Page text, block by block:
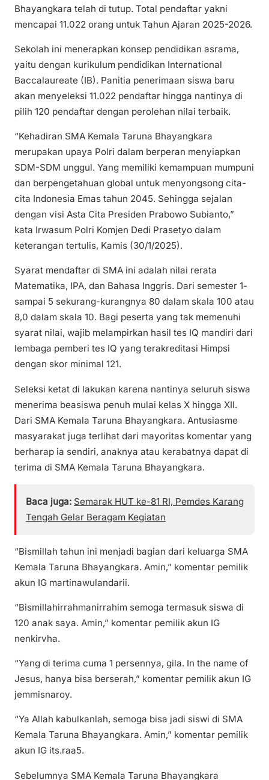
Bhayangkara telah di tutup. Total pendaftar yakni
mencapai 11.022 orang untuk Tahun Ajaran 2025-2026.
Sekolah ini menerapkan konsep pendidikan asrama,
yaitu dengan kurikulum pendidikan International
Baccalaureate (IB). Panitia penerimaan siswa baru
akan menyeleksi 11.022 pendaftar hingga nantinya di
pilih 120 pendaftar dengan perolehan nilai terbaik.
“Kehadiran SMA Kemala Taruna Bhayangkara
merupakan upaya Polri dalam berperan menyiapkan
SDM-SDM unggul. Yang memiliki kemampuan mumpuni
dan berpengetahuan global untuk menyongsong cita-
cita Indonesia Emas tahun 2045. Sehingga sejalan
dengan visi Asta Cita Presiden Prabowo Subianto,”
kata Irwasum Polri Komjen Dedi Prasetyo dalam
keterangan tertulis, Kamis (30/1/2025).
Syarat mendaftar di SMA ini adalah nilai rerata
Matematika, IPA, dan Bahasa Inggris. Dari semester 1-
sampai 5 sekurang-kurangnya 80 dalam skala 100 atau
8,0 dalam skala 10. Bagi peserta yang tak memenuhi
syarat nilai, wajib melampirkan hasil tes IQ mandiri dari
lembaga pemberi tes IQ yang terakreditasi Himpsi
dengan skor minimal 121.
Seleksi ketat di lakukan karena nantinya seluruh siswa
menerima beasiswa penuh mulai kelas X hingga XII.
Dari SMA Kemala Taruna Bhayangkara. Antusiasme
masyarakat juga terlihat dari mayoritas komentar yang
berharap ia sendiri, anaknya atau kerabatnya dapat di
terima di SMA Kemala Taruna Bhayangkara.
Baca juga: Semarak HUT ke-81 RI, Pemdes Karang
Tengah Gelar Beragam Kegiatan
“Bismillah tahun ini menjadi bagian dari keluarga SMA
Kemala Taruna Bhayangkara. Amin,” komentar pemilik
akun IG martinawulandarii.
“Bismillahirrahmanirrahim semoga termasuk siswa di
120 anak saya. Amin,” komentar pemilik akun IG
nenkirvha.
“Yang di terima cuma 1 persennya, gila. In the name of
Jesus, hanya bisa berserah,” komentar pemilik akun IG
jemmisnaroy.
“Ya Allah kabulkanlah, semoga bisa jadi siswi di SMA
Kemala Taruna Bhayangkara. Amin,” komentar pemilik
akun IG its.raa5.
Sebelumnya SMA Kemala Taruna Bhayangkara